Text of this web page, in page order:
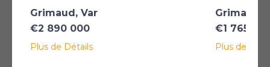
À l’extérieur, le jardin comprend une piscine et un
terrain de pétanque.
Un garage complète ce bien.
« Les informations sur les risques auxquels ce bien est
Grimaud, Var
€2 890 000
Plus de Détails
Grimaud,
€1 765
Plus de